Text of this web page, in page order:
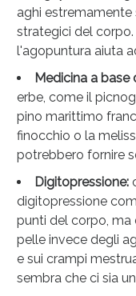
aghi
strategici del
l'agopuntura aiuta
Medicina a base
erbe, come il
pino marittimo
finocchio o la
potrebbero fornire
Digitopressione:
digitopressione
punti del corpo, ma
pelle invece degli
e sui crampi
sembra che ci sia